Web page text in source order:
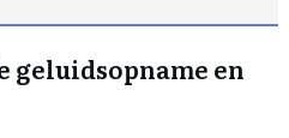
geluidsopname en